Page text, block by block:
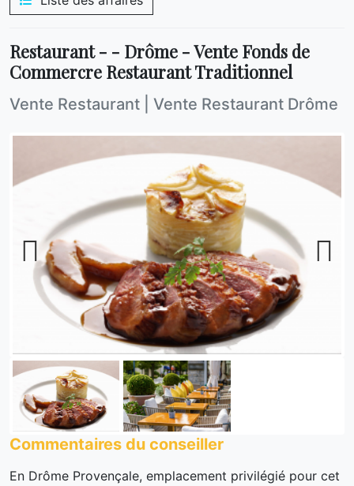
Restaurant - - Drôme - Vente Fonds de
Commercre Restaurant Traditionnel
Vente Restaurant Vente Restaurant Drôme
Previous
Commentaires du conseiller
En Drôme Provençale, emplacement privilégié pour cet